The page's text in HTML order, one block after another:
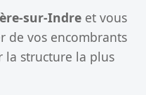
sur-Indre et vous
de vos encombrants
la structure la plus